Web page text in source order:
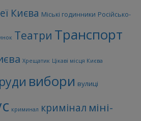
Києва Міські годинники Російсько-
Театри Транспорт
Хрещатик Цікаві місця Києва
вибори вулиці
криминал кримінал міні-